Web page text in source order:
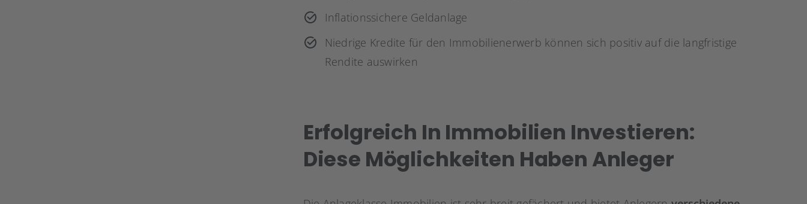
Inflationssichere Geldanlage
Niedrige Kredite für den Immobilienerwerb können sich positiv auf die langfristige
Rendite auswirken
Erfolgreich In Immobilien Investieren:
Diese Möglichkeiten Haben Anleger